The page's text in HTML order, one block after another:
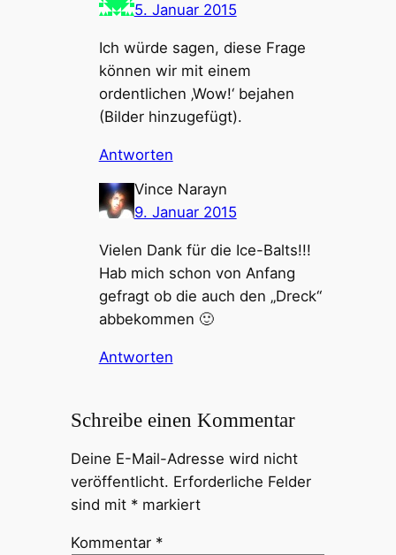
5. Januar 2015
Ich würde sagen, diese Frage
können wir mit einem
ordentlichen ‚Wow!‘ bejahen
(Bilder hinzugefügt).
Antworten
Vince Narayn
9. Januar 2015
Vielen Dank für die Ice-Balts!!!
Hab mich schon von Anfang
gefragt ob die auch den „Dreck“
abbekommen 🙂
Antworten
Schreibe einen Kommentar
Deine E-Mail-Adresse wird nicht
veröffentlicht. Erforderliche Felder
sind mit *markiert
Kommentar *